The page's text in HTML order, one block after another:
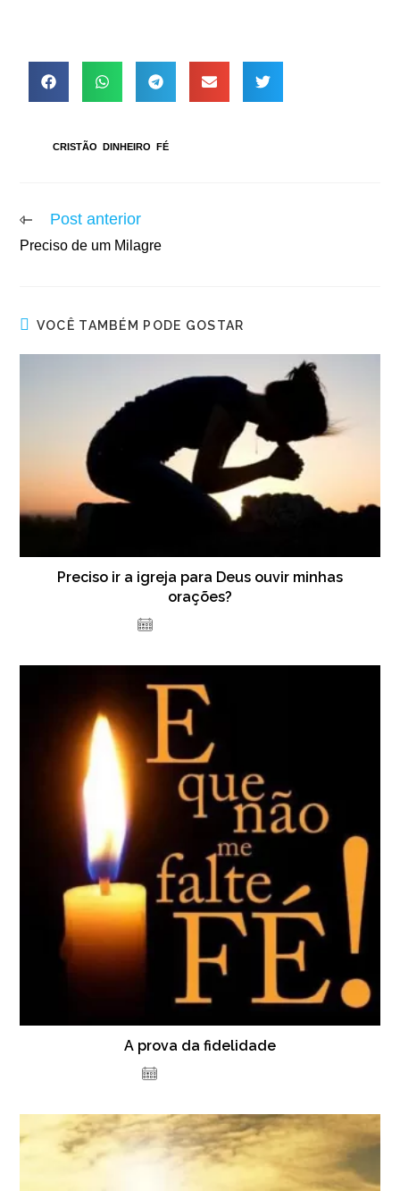
:CRISTÃO DINHEIRO FÉ
Post anterior
Preciso de um Milagre
VOCÊ TAMBÉM PODE GOSTAR
Preciso ir a igreja para Deus ouvir minhas
orações?
A prova da fidelidade